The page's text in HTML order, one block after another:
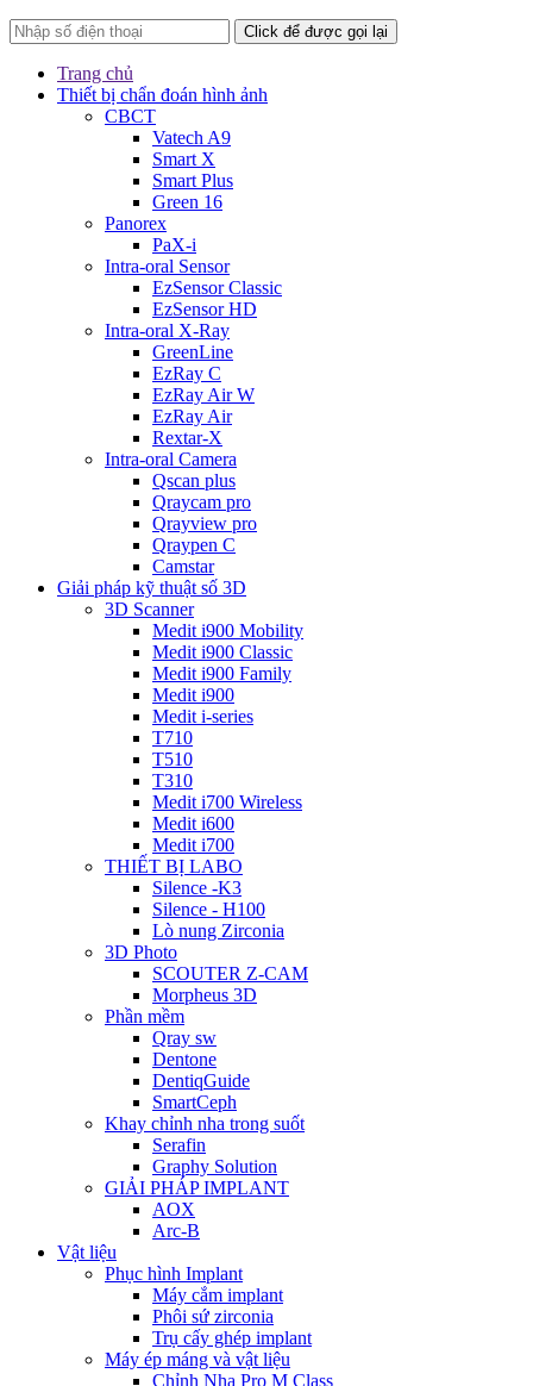
Click để được gọi lại
Trang chủ
Thiết bị chẩn đoán hình ảnh
CBCT
Vatech A9
Smart X
Smart Plus
Green 16
Panorex
PaX-i
Intra-oral Sensor
EzSensor Classic
EzSensor HD
Intra-oral X-Ray
GreenLine
EzRay C
EzRay Air W
EzRay Air
Rextar-X
Intra-oral Camera
Qscan plus
Qraycam pro
Qrayview pro
Qraypen C
Camstar
Giải pháp kỹ thuật số 3D
3D Scanner
Medit i900 Mobility
Medit i900 Classic
Medit i900 Family
Medit i900
Medit i-series
T710
T510
T310
Medit i700 Wireless
Medit i600
Medit i700
THIẾT BỊ LABO
Silence -K3
Silence - H100
Lò nung Zirconia
3D Photo
SCOUTER Z-CAM
Morpheus 3D
Phần mềm
Qray sw
Dentone
DentiqGuide
SmartCeph
Khay chỉnh nha trong suốt
Serafin
Graphy Solution
GIẢI PHÁP IMPLANT
AOX
Arc-B
Vật liệu
Phục hình Implant
Máy cắm implant
Phôi sứ zirconia
Trụ cấy ghép implant
Máy ép máng và vật liệu
Chỉnh Nha Pro M Class